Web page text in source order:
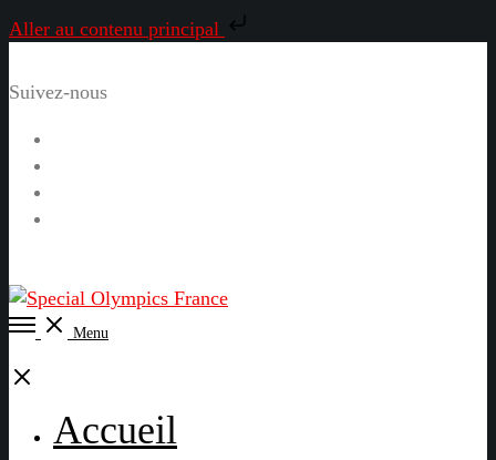
Aller au contenu principal
Suivez-nous
Open
Menu
Close
Accueil